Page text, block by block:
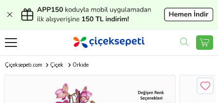
Çiçeksepeti.com Çiçek Orkide